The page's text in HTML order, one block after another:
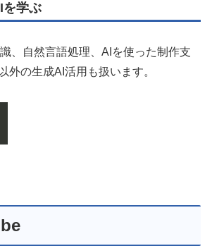
を学ぶ
、自然言語処理、AIを使った制作支
外の生成AI活用も扱います。